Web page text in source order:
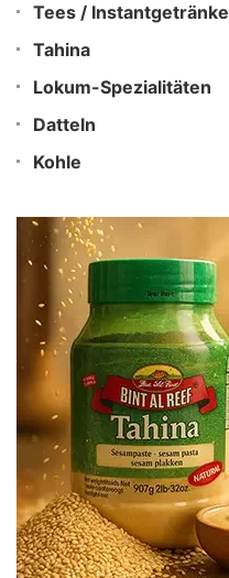
Tees / Instantgetränke
Tahina
Lokum-Spezialitäten
Datteln
Kohle